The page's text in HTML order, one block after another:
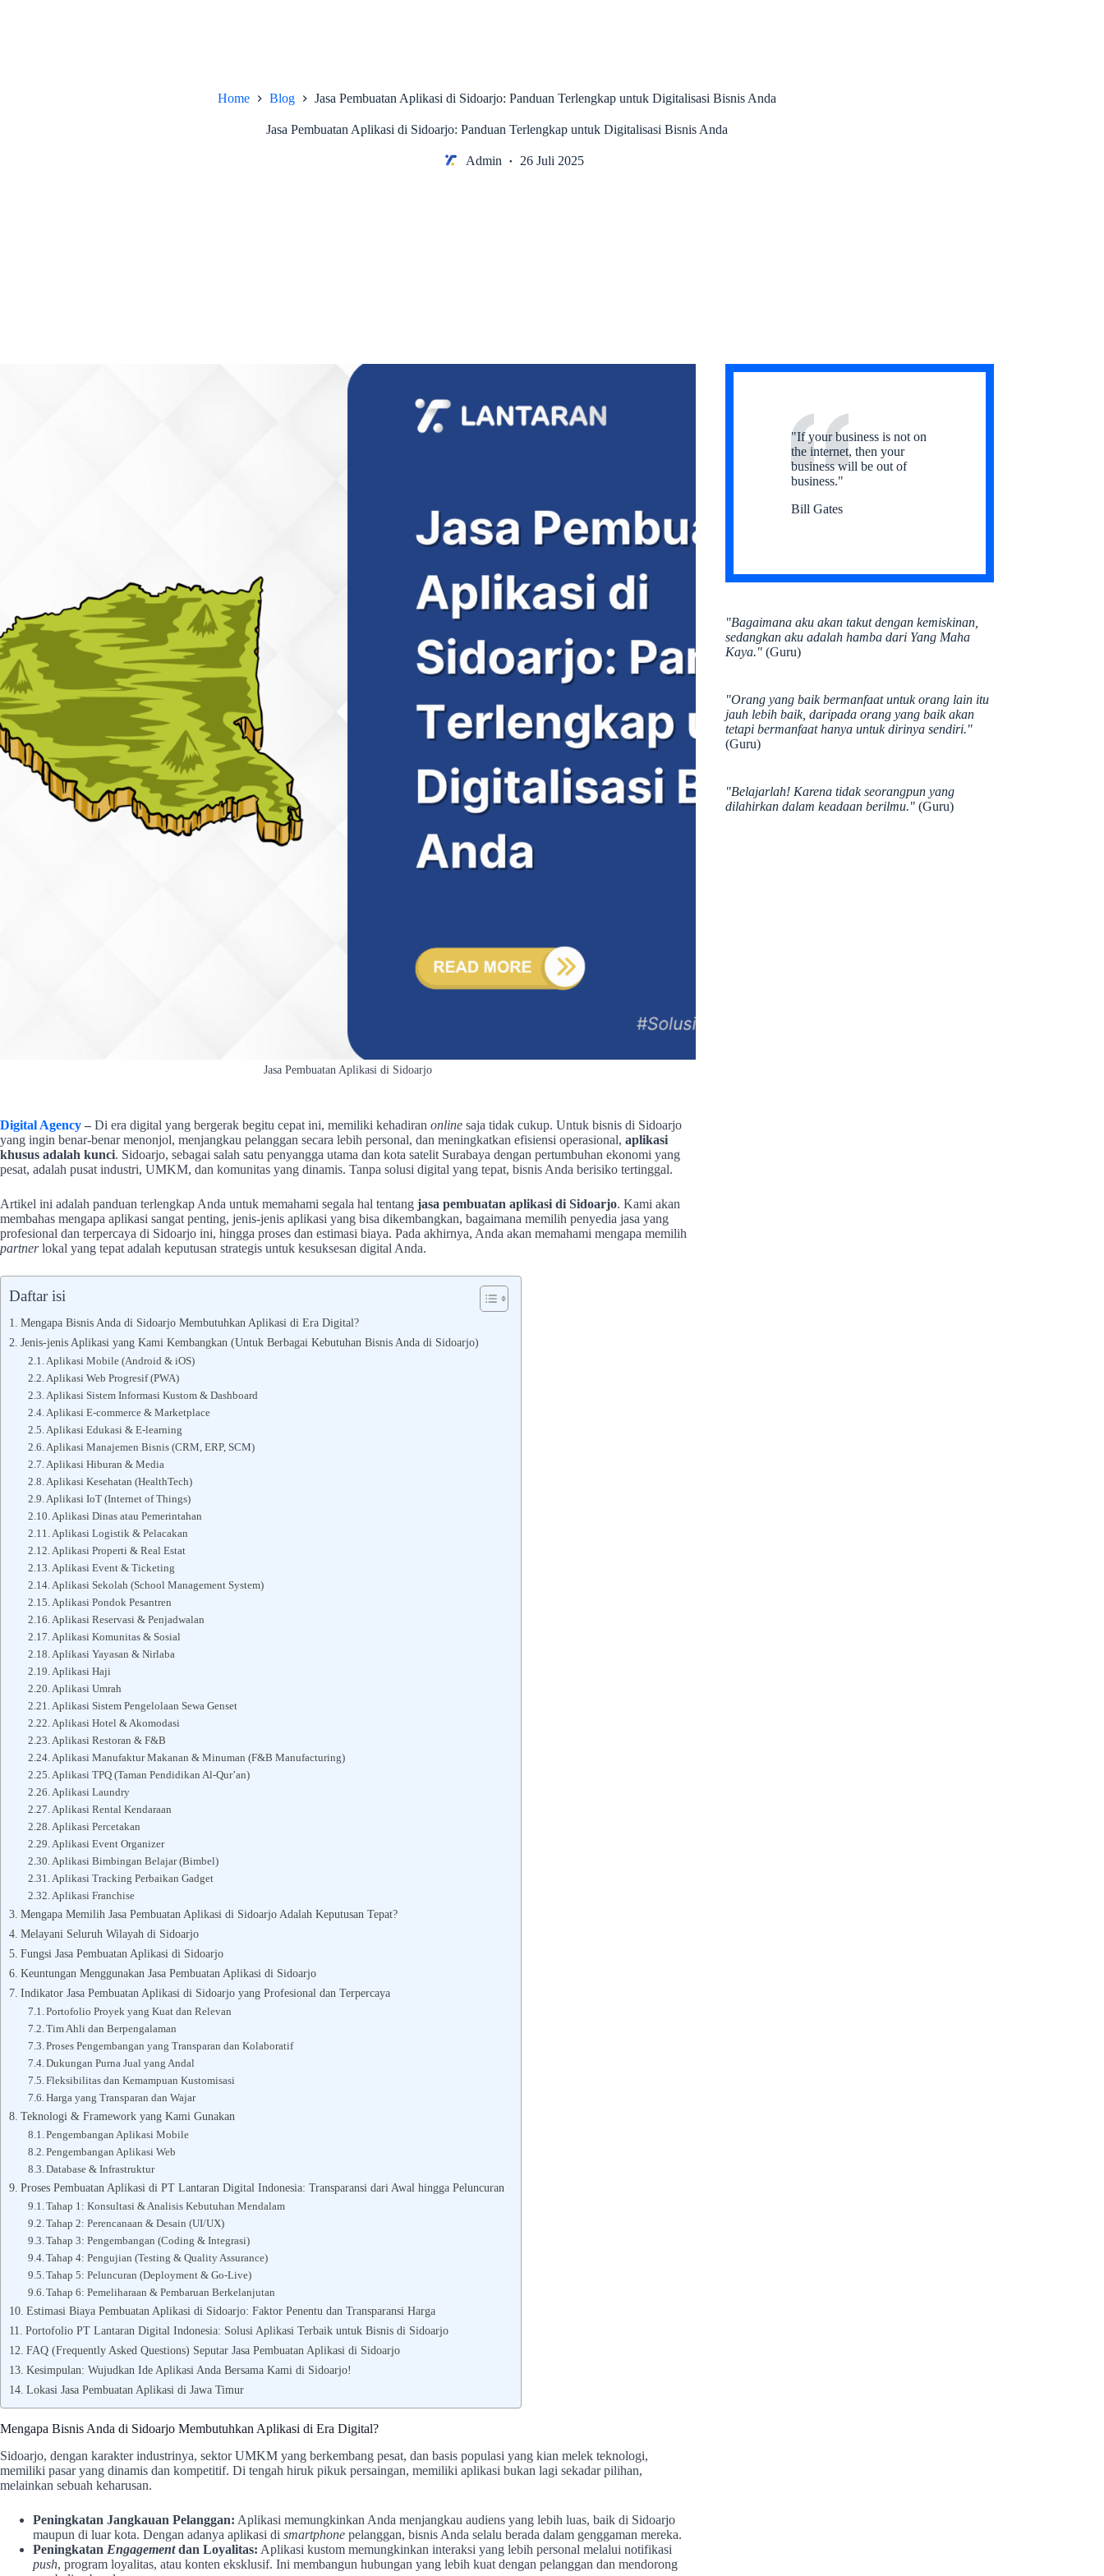
Home Blog Jasa Pembuatan Aplikasi di Sidoarjo: Panduan Terlengkap untuk Digitalisasi Bisnis Anda
Jasa Pembuatan Aplikasi di Sidoarjo: Panduan Terlengkap untuk Digitalisasi Bisnis Anda
Admin 26 Juli 2025
Jasa Pembuatan Aplikasi di Sidoarjo
Digital Agency – Di era digital yang bergerak begitu cepat ini, memiliki kehadiran online saja tidak cukup. Untuk bisnis di Sidoarjo
yang ingin benar-benar menonjol, menjangkau pelanggan secara lebih personal, dan meningkatkan efisiensi operasional, aplikasi
khusus adalah kunci. Sidoarjo, sebagai salah satu penyangga utama dan kota satelit Surabaya dengan pertumbuhan ekonomi yang
pesat, adalah pusat industri, UMKM, dan komunitas yang dinamis. Tanpa solusi digital yang tepat, bisnis Anda berisiko tertinggal.
Artikel ini adalah panduan terlengkap Anda untuk memahami segala hal tentang jasa pembuatan aplikasi di Sidoarjo. Kami akan
membahas mengapa aplikasi sangat penting, jenis-jenis aplikasi yang bisa dikembangkan, bagaimana memilih penyedia jasa yang
profesional dan terpercaya di Sidoarjo ini, hingga proses dan estimasi biaya. Pada akhirnya, Anda akan memahami mengapa memilih
partnerlokal yang tepat adalah keputusan strategis untuk kesuksesan digital Anda.
Daftar isi
Mengapa Bisnis Anda di Sidoarjo Membutuhkan Aplikasi di Era Digital?
Jenis-jenis Aplikasi yang Kami Kembangkan (Untuk Berbagai Kebutuhan Bisnis Anda di Sidoarjo)
Aplikasi Mobile (Android & iOS)
Aplikasi Web Progresif (PWA)
Aplikasi Sistem Informasi Kustom & Dashboard
Aplikasi E-commerce & Marketplace
Aplikasi Edukasi & E-learning
Aplikasi Manajemen Bisnis (CRM, ERP, SCM)
Aplikasi Hiburan & Media
Aplikasi Kesehatan (HealthTech)
Aplikasi IoT (Internet of Things)
Aplikasi Dinas atau Pemerintahan
Aplikasi Logistik & Pelacakan
Aplikasi Properti & Real Estat
Aplikasi Event & Ticketing
Aplikasi Sekolah (School Management System)
Aplikasi Pondok Pesantren
Aplikasi Reservasi & Penjadwalan
Aplikasi Komunitas & Sosial
Aplikasi Yayasan & Nirlaba
Aplikasi Haji
Aplikasi Umrah
Aplikasi Sistem Pengelolaan Sewa Genset
Aplikasi Hotel & Akomodasi
Aplikasi Restoran & F&B
Aplikasi Manufaktur Makanan & Minuman (F&B Manufacturing)
Aplikasi TPQ (Taman Pendidikan Al-Qur’an)
Aplikasi Laundry
Aplikasi Rental Kendaraan
Aplikasi Percetakan
Aplikasi Event Organizer
Aplikasi Bimbingan Belajar (Bimbel)
Aplikasi Tracking Perbaikan Gadget
Aplikasi Franchise
Mengapa Memilih Jasa Pembuatan Aplikasi di Sidoarjo Adalah Keputusan Tepat?
Melayani Seluruh Wilayah di Sidoarjo
Fungsi Jasa Pembuatan Aplikasi di Sidoarjo
Keuntungan Menggunakan Jasa Pembuatan Aplikasi di Sidoarjo
Indikator Jasa Pembuatan Aplikasi di Sidoarjo yang Profesional dan Terpercaya
Portofolio Proyek yang Kuat dan Relevan
Tim Ahli dan Berpengalaman
Proses Pengembangan yang Transparan dan Kolaboratif
Dukungan Purna Jual yang Andal
Fleksibilitas dan Kemampuan Kustomisasi
Harga yang Transparan dan Wajar
Teknologi & Framework yang Kami Gunakan
Pengembangan Aplikasi Mobile
Pengembangan Aplikasi Web
Database & Infrastruktur
Proses Pembuatan Aplikasi di PT Lantaran Digital Indonesia: Transparansi dari Awal hingga Peluncuran
Tahap 1: Konsultasi & Analisis Kebutuhan Mendalam
Tahap 2: Perencanaan & Desain (UI/UX)
Tahap 3: Pengembangan (Coding & Integrasi)
Tahap 4: Pengujian (Testing & Quality Assurance)
Tahap 5: Peluncuran (Deployment & Go-Live)
Tahap 6: Pemeliharaan & Pembaruan Berkelanjutan
Estimasi Biaya Pembuatan Aplikasi di Sidoarjo: Faktor Penentu dan Transparansi Harga
Portofolio PT Lantaran Digital Indonesia: Solusi Aplikasi Terbaik untuk Bisnis di Sidoarjo
FAQ (Frequently Asked Questions) Seputar Jasa Pembuatan Aplikasi di Sidoarjo
Kesimpulan: Wujudkan Ide Aplikasi Anda Bersama Kami di Sidoarjo!
Lokasi Jasa Pembuatan Aplikasi di Jawa Timur
Mengapa Bisnis Anda di Sidoarjo Membutuhkan Aplikasi di Era Digital?
Sidoarjo, dengan karakter industrinya, sektor UMKM yang berkembang pesat, dan basis populasi yang kian melek teknologi,
memiliki pasar yang dinamis dan kompetitif. Di tengah hiruk pikuk persaingan, memiliki aplikasi bukan lagi sekadar pilihan,
melainkan sebuah keharusan.
Peningkatan Jangkauan Pelanggan: Aplikasi memungkinkan Anda menjangkau audiens yang lebih luas, baik di Sidoarjo
maupun di luar kota. Dengan adanya aplikasi di smartphone pelanggan, bisnis Anda selalu berada dalam genggaman mereka.
Peningkatan Engagementdan Loyalitas: Aplikasi kustom memungkinkan interaksi yang lebih personal melalui notifikasi
push, program loyalitas, atau konten eksklusif. Ini membangun hubungan yang lebih kuat dengan pelanggan dan mendorong
"If your business is not on
the internet, then your
business will be out of
business."
Bill Gates
"Bagaimana aku akan takut dengan kemiskinan,
sedangkan aku adalah hamba dari Yang Maha
Kaya." (Guru)
"Orang yang baik bermanfaat untuk orang lain itu
jauh lebih baik, daripada orang yang baik akan
tetapi bermanfaat hanya untuk dirinya sendiri."
(Guru)
"Belajarlah! Karena tidak seorangpun yang
dilahirkan dalam keadaan berilmu." (Guru)